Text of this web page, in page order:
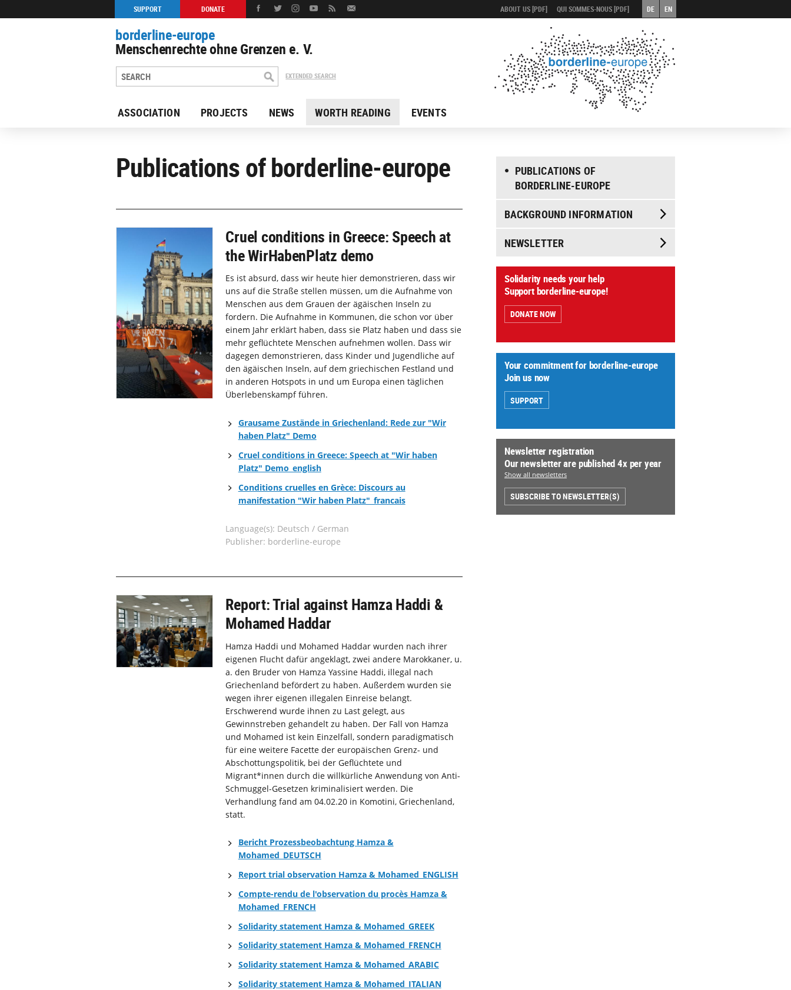
SUPPORT DONATE ABOUT US [PDF] QUI SOMMES-NOUS [PDF] DE EN
borderline-europe
Menschenrechte ohne Grenzen e. V.
EXTENDED SEARCH
ASSOCIATION PROJECTS NEWS WORTH READING EVENTS
Publications of borderline-europe
Cruel conditions in Greece: Speech at
the WirHabenPlatz demo
Es ist absurd, dass wir heute hier demonstrieren, dass wir
uns auf die Straße stellen müssen, um die Aufnahme von
Menschen aus dem Grauen der ägäischen Inseln zu
fordern. Die Aufnahme in Kommunen, die schon vor über
einem Jahr erklärt haben, dass sie Platz haben und dass sie
mehr geflüchtete Menschen aufnehmen wollen. Dass wir
dagegen demonstrieren, dass Kinder und Jugendliche auf
den ägäischen Inseln, auf dem griechischen Festland und
in anderen Hotspots in und um Europa einen täglichen
Überlebenskampf führen.
Grausame Zustände in Griechenland: Rede zur "Wir
haben Platz" Demo
Cruel conditions in Greece: Speech at "Wir haben
Platz" Demo_english
Conditions cruelles en Grèce: Discours au
manifestation "Wir haben Platz"_francais
Language(s): Deutsch / German
Publisher: borderline-europe
Report: Trial against Hamza Haddi &
Mohamed Haddar
Hamza Haddi und Mohamed Haddar wurden nach ihrer
eigenen Flucht dafür angeklagt, zwei andere Marokkaner, u.
a. den Bruder von Hamza Yassine Haddi, illegal nach
Griechenland befördert zu haben. Außerdem wurden sie
wegen ihrer eigenen illegalen Einreise belangt.
Erschwerend wurde ihnen zu Last gelegt, aus
Gewinnstreben gehandelt zu haben. Der Fall von Hamza
und Mohamed ist kein Einzelfall, sondern paradigmatisch
für eine weitere Facette der europäischen Grenz- und
Abschottungspolitik, bei der Geflüchtete und
Migrant*innen durch die willkürliche Anwendung von Anti-
Schmuggel-Gesetzen kriminalisiert werden. Die
Verhandlung fand am 04.02.20 in Komotini, Griechenland,
statt.
Bericht Prozessbeobachtung Hamza &
Mohamed_DEUTSCH
Report trial observation Hamza & Mohamed_ENGLISH
Compte-rendu de l'observation du procès Hamza &
Mohamed_FRENCH
Solidarity statement Hamza & Mohamed_GREEK
Solidarity statement Hamza & Mohamed_FRENCH
Solidarity statement Hamza & Mohamed_ARABIC
Solidarity statement Hamza & Mohamed_ITALIAN
PUBLICATIONS OF
BORDERLINE-EUROPE
BACKGROUND INFORMATION
NEWSLETTER
Solidarity needs your help
Support borderline-europe!
DONATE NOW
Your commitment for borderline-europe
Join us now
SUPPORT
Newsletter registration
Our newsletter are published 4x per year
Show all newsletters
SUBSCRIBE TO NEWSLETTER(S)